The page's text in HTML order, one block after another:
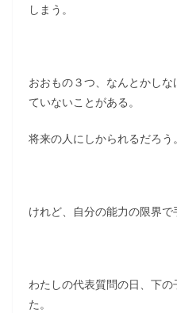
しまう。
おおもの３つ、なんとかし
ていないことがある。
将来の人にしかられるだろう。
けれど、自分の能力の限界で
わたしの代表質問の日、下
た。